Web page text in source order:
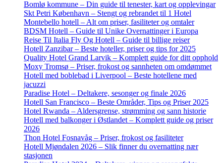
Bomlø kommune – Din guide til tenester, kart og opplevingar
Skt Petri København – Stengt og rebrandet til 1 Hotel
Montebello hotell – Alt om priser, fasiliteter og omtaler
BDSM Hotell – Guide til Unike Overnattinger i Europa
Reise Til Italia Fly Og Hotell – Guide til billige reiser
Hotell Zanzibar – Beste hoteller, priser og tips for 2025
Quality Hotel Grand Larvik – Komplett guide for ditt opphold
Moxy Tromsø – Priser, frokost og sannheten om omdømmet
Hotell med boblebad i Liverpool – Beste hotellene med
jacuzzi
Paradise Hotel – Deltakere, sesonger og finale 2026
Hotell San Francisco – Beste Områder, Tips og Priser 2025
Hotel Rwanda – Aldersgrense, strømming og sann historie
Hotell med balkonger i Østlandet – Komplett guide og priser
2026
Thon Hotel Fosnavåg – Priser, frokost og fasiliteter
Hotell Mjøndalen 2026 – Slik finner du overnatting nær
stasjonen